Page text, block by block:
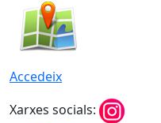
Accedeix
Xarxes socials: